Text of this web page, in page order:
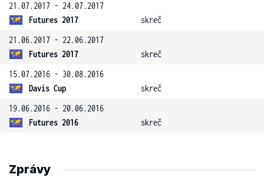
21.07.2017 - 24.07.2017
Futures 2017
skreč
21.06.2017 - 22.06.2017
Futures 2017
skreč
15.07.2016 - 30.08.2016
Davis Cup
skreč
19.06.2016 - 20.06.2016
Futures 2016
skreč
Zprávy